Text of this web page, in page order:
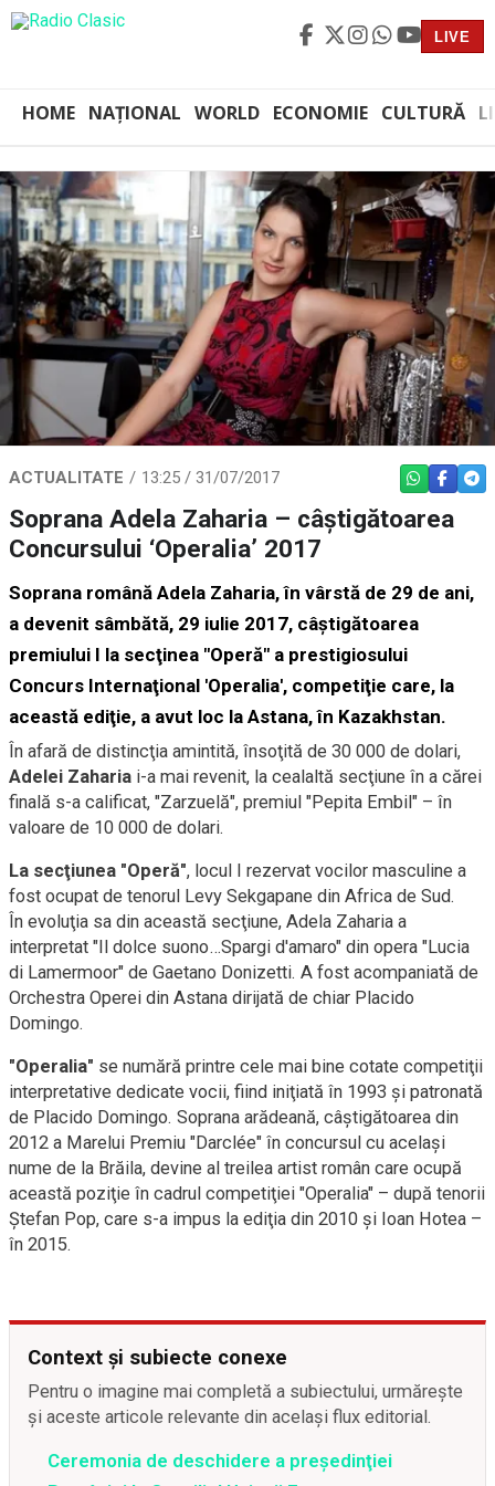
LIVE
HOME NAȚIONAL WORLD ECONOMIE CULTURĂ
ACTUALITATE 13:25 / 31/07/2017 WHATSAPP
Soprana Adela Zaharia – câştigătoarea
Concursului ‘Operalia’ 2017
Soprana română Adela Zaharia, în vârstă de 29 de ani,
a devenit sâmbătă, 29 iulie 2017, câştigătoarea
premiului I la secţinea "Operă" a prestigiosului
Concurs Internaţional 'Operalia', competiţie care, la
această ediţie, a avut loc la Astana, în Kazakhstan.
În afară de distincţia amintită, însoţită de 30 000 de dolari,
Adelei Zaharia i-a mai revenit, la cealaltă secţiune în a cărei
finală s-a calificat, "Zarzuelă", premiul "Pepita Embil" – în
valoare de 10 000 de dolari.
La secţiunea "Operă", locul I rezervat vocilor masculine a
fost ocupat de tenorul Levy Sekgapane din Africa de Sud.
În evoluţia sa din această secţiune, Adela Zaharia a
interpretat "Il dolce suono…Spargi d'amaro" din opera "Lucia
di Lamermoor" de Gaetano Donizetti. A fost acompaniată de
Orchestra Operei din Astana dirijată de chiar Placido
Domingo.
"Operalia" se numără printre cele mai bine cotate competiţii
interpretative dedicate vocii, fiind iniţiată în 1993 şi patronată
de Placido Domingo. Soprana arădeană, câştigătoarea din
2012 a Marelui Premiu "Darclée" în concursul cu acelaşi
nume de la Brăila, devine al treilea artist român care ocupă
această poziţie în cadrul competiţiei "Operalia" – după tenorii
Ştefan Pop, care s-a impus la ediţia din 2010 şi Ioan Hotea –
în 2015.
Context și subiecte conexe
Pentru o imagine mai completă a subiectului, urmărește
și aceste articole relevante din același flux editorial.
Ceremonia de deschidere a preşedinţiei